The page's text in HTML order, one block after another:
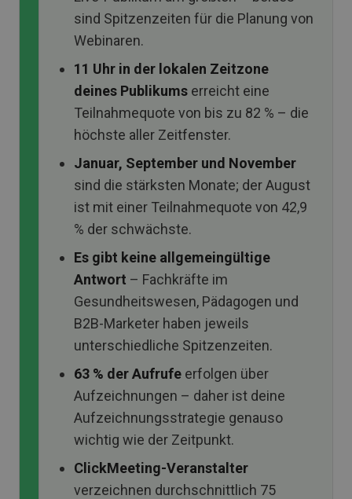
sind Spitzenzeiten für die Planung von
Webinaren.
11 Uhr in der lokalen Zeitzone
deines Publikums erreicht eine
Teilnahmequote von bis zu 82 % – die
höchste aller Zeitfenster.
Januar, September und November
sind die stärksten Monate; der August
ist mit einer Teilnahmequote von 42,9
% der schwächste.
Es gibt keine allgemeingültige
Antwort – Fachkräfte im
Gesundheitswesen, Pädagogen und
B2B-Marketer haben jeweils
unterschiedliche Spitzenzeiten.
63 % der Aufrufe erfolgen über
Aufzeichnungen – daher ist deine
Aufzeichnungsstrategie genauso
wichtig wie der Zeitpunkt.
ClickMeeting-Veranstalter
verzeichnen durchschnittlich 75